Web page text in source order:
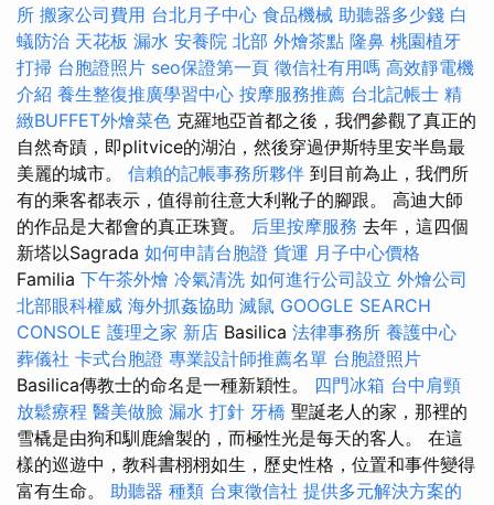
所 搬家公司費用 台北月子中心 食品機械 助聽器多少錢 白
蟻防治 天花板 漏水 安養院 北部 外燴茶點 隆鼻 桃園植牙
打掃 台胞證照片 seo保證第一頁 徵信社有用嗎 高效靜電機
介紹 養生整復推廣學習中心 按摩服務推薦 台北記帳士 精
緻BUFFET外燴菜色 克羅地亞首都之後，我們參觀了真正的
自然奇蹟，即plitvice的湖泊，然後穿過伊斯特里安半島最
美麗的城市。 信賴的記帳事務所夥伴 到目前為止，我們所
有的乘客都表示，值得前往意大利靴子的腳跟。 高迪大師
的作品是大都會的真正珠寶。 后里按摩服務 去年，這四個
新塔以Sagrada 如何申請台胞證 貨運 月子中心價格
Familia 下午茶外燴 冷氣清洗 如何進行公司設立 外燴公司
北部眼科權威 海外抓姦協助 滅鼠 GOOGLE SEARCH
CONSOLE 護理之家 新店 Basilica 法律事務所 養護中心
葬儀社 卡式台胞證 專業設計師推薦名單 台胞證照片
Basilica傳教士的命名是一種新穎性。 四門冰箱 台中肩頸
放鬆療程 醫美做臉 漏水 打針 牙橋 聖誕老人的家，那裡的
雪橇是由狗和馴鹿繪製的，而極性光是每天的客人。 在這
樣的巡遊中，教科書栩栩如生，歷史性格，位置和事件變得
富有生命。 助聽器 種類 台東徵信社 提供多元解決方案的